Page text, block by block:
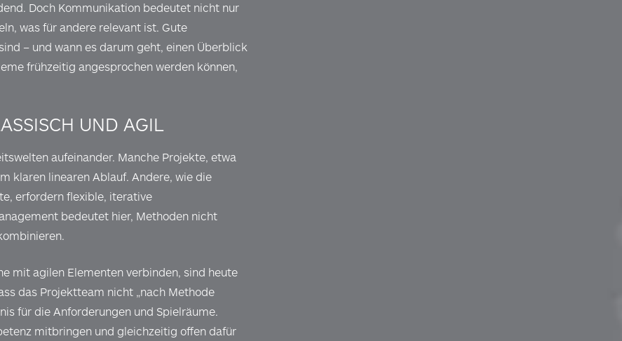
Doch Kommunikation bedeutet nicht nur
was für andere relevant ist. Gute
– und wann es darum geht, einen Überblick
frühzeitig angesprochen werden können,
UND AGIL
aufeinander. Manche Projekte, etwa
klaren linearen Ablauf. Andere, wie die
erfordern flexible, iterative
bedeutet hier, Methoden nicht
mit agilen Elementen verbinden, sind heute
das Projektteam nicht „nach Methode
für die Anforderungen und Spielräume.
mitbringen und gleichzeitig offen dafür